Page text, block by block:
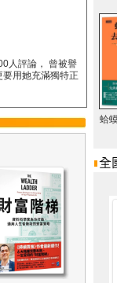
人評論， 曾被譽
用她充滿獨特正